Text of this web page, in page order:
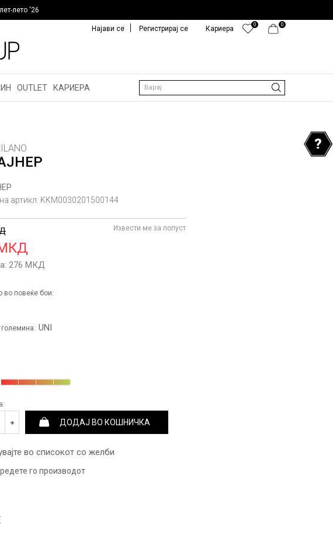
лето '26
0
0
Кариера
Најави се Регистрирај се
OUTLET КАРИЕРА Барај
артикл: KKM0030201500144
276 МКД
Извести ме за попуст
во повеќе бои:
UNI
ДОДАЈ ВО КОШНИЧКА
во списокот со желби
го производот